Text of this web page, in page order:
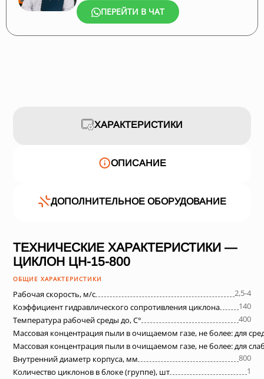
ПЕРЕЙТИ В ЧАТ
ХАРАКТЕРИСТИКИ
ОПИСАНИЕ
ДОПОЛНИТЕЛЬНОЕ ОБОРУДОВАНИЕ
ТЕХНИЧЕСКИЕ ХАРАКТЕРИСТИКИ —
ЦИКЛОН ЦН-15-800
ОБЩИЕ ХАРАКТЕРИСТИКИ
Рабочая скорость, м/с
2,5-4
Коэффициент гидравлического сопротивления циклона
140
Температура рабочей среды до, С°
400
Массовая концентрация пыли в очищаемом газе, не более: для
Массовая концентрация пыли в очищаемом газе, не более: для
Внутренний диаметр корпуса, мм
800
Количество циклонов в блоке (группе), шт
1